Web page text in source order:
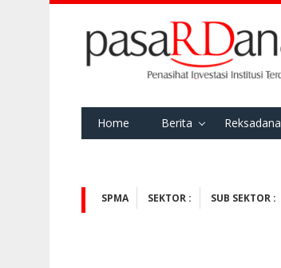
Home Berita Reksadana
SPMA SEKTOR : SUB SEKTOR :